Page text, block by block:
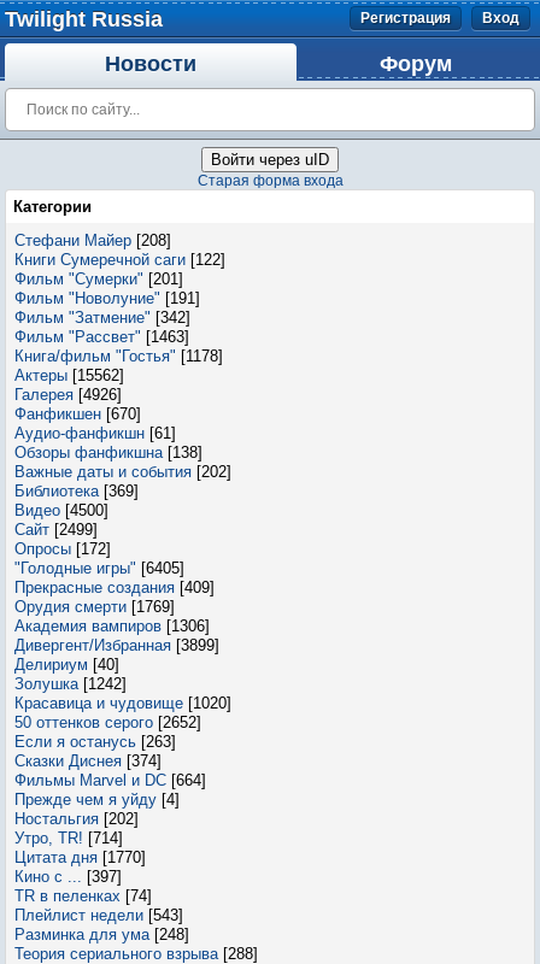
Twilight Russia Регистрация Вход
Новости Форум
Войти через uID
Старая форма входа
Категории
Стефани Майер [208]
Книги Сумеречной саги [122]
Фильм "Сумерки" [201]
Фильм "Новолуние" [191]
Фильм "Затмение" [342]
Фильм "Рассвет" [1463]
Книга/фильм "Гостья" [1178]
Актеры [15562]
Галерея [4926]
Фанфикшен [670]
Аудио-фанфикшн [61]
Обзоры фанфикшна [138]
Важные даты и события [202]
Библиотека [369]
Видео [4500]
Сайт [2499]
Опросы [172]
"Голодные игры" [6405]
Прекрасные создания [409]
Орудия смерти [1769]
Академия вампиров [1306]
Дивергент/Избранная [3899]
Делириум [40]
Золушка [1242]
Красавица и чудовище [1020]
50 оттенков серого [2652]
Если я останусь [263]
Сказки Диснея [374]
Фильмы Marvel и DC [664]
Прежде чем я уйду [4]
Ностальгия [202]
Утро, TR! [714]
Цитата дня [1770]
Кино с ... [397]
TR в пеленках [74]
Плейлист недели [543]
Разминка для ума [248]
Теория сериального взрыва [288]